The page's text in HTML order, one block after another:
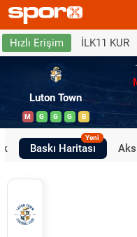
Hızlı Erişim İLK11 KUR
Luton Town
M G G G B
Baskı Haritası
Yeni